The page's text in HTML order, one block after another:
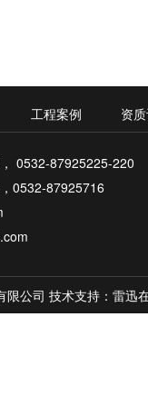
工程案例 资
0532-87925225-220
0532-87925716
限公司 技术支持：雷迅